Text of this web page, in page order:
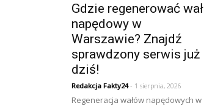
Gdzie regenerować wał
napędowy w
Warszawie? Znajdź
sprawdzony serwis już
dziś!
Redakcja Fakty24- 1 sierpnia, 2026
Regeneracja wałów napędowych w